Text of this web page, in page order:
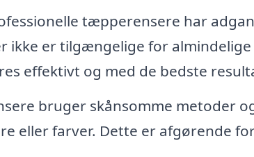
tæpperensere har
ikke er tilgængelige for almindelige
effektivt og med de bedste
bruger skånsomme metoder
eller farver. Dette er afgørende